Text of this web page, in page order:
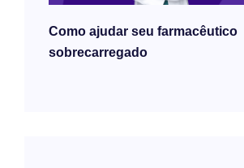
Como ajudar seu farmacêutico
sobrecarregado